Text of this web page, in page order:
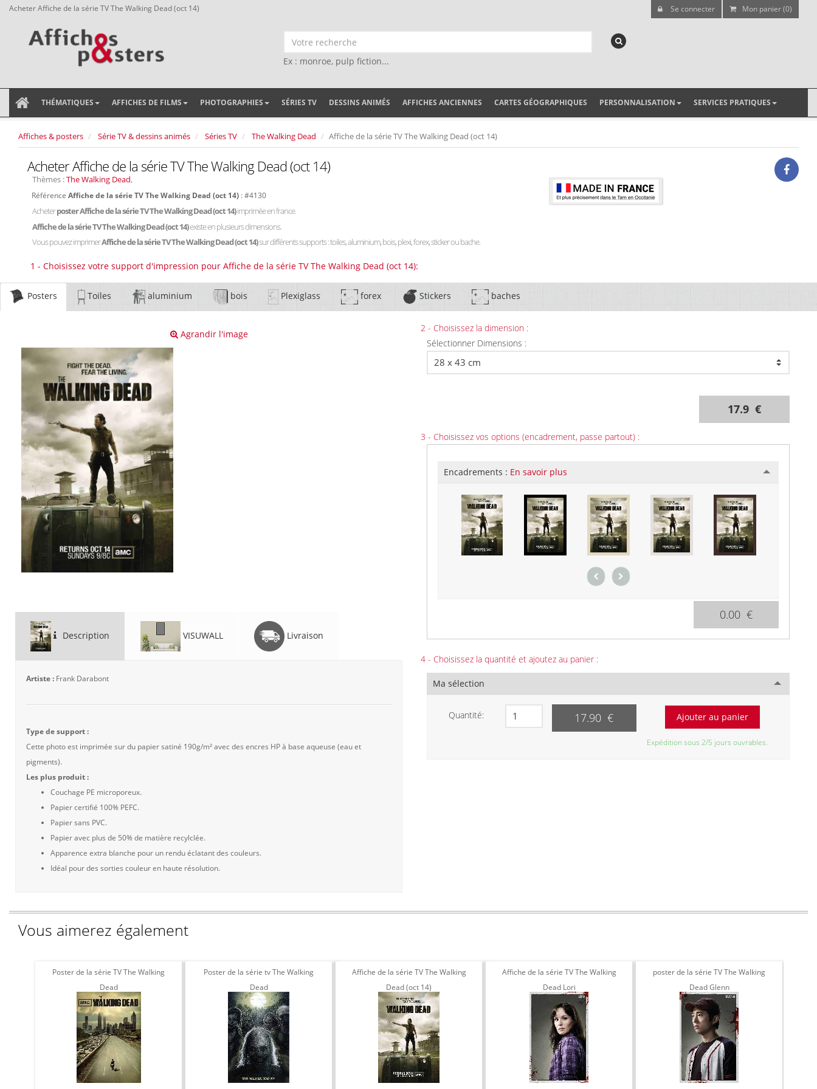
Acheter Affiche de la série TV The Walking Dead (oct 14) Se connecter Mon panier (0)
Ex : monroe, pulp fiction...
THÉMATIQUES AFFICHES DE FILMS PHOTOGRAPHIES SÉRIES TV DESSINS ANIMÉS AFFICHES ANCIENNES CARTES GÉOGRAPHIQUES PERSONNALISATION SERVICES PRATIQUES
Affiches & posters Série TV & dessins animés Séries TV The Walking Dead Affiche de la série TV The Walking Dead (oct 14)
Acheter Affiche de la série TV The Walking Dead (oct 14)
Thèmes :The Walking Dead,
Référence Affiche de la série TV The Walking Dead (oct 14) : #4130
Acheterposter Affiche de la série TV The Walking Dead (oct 14)imprimée en france.
Affiche de la série TV The Walking Dead (oct 14)existe en plusieurs dimensions.
Vous pouvez imprimerAffiche de la série TV The Walking Dead (oct 14)sur différents supports : toiles, aluminium, bois, plexi, forex, sticker ou bache.
1 - Choisissez votre support d'impression pour Affiche de la série TV The Walking Dead (oct 14):
Posters Toiles aluminium bois Plexiglass forex Stickers baches
Agrandir l'image
Description VISUWALL Livraison
Artiste : Frank Darabont
Type de support :
Cette photo est imprimée sur du papier satiné 190g/m² avec des encres HP à base aqueuse (eau et
pigments).
Les plus produit :
Couchage PE microporeux.
Papier certifié 100% PEFC.
Papier sans PVC.
Papier avec plus de 50% de matière recylclée.
Apparence extra blanche pour un rendu éclatant des couleurs.
Idéal pour des sorties couleur en haute résolution.
2 - Choisissez la dimension :
Sélectionner Dimensions :
17.9 €
3 - Choisissez vos options (encadrement, passe partout) :
Encadrements : En savoir plus
0.00 €
4 - Choisissez la quantité et ajoutez au panier :
Ma sélection
Quantité: 17.90 €
Expédition sous 2/5 jours ouvrables.
Vous aimerez également
Poster de la série TV The Walking
Dead
Poster de la série tv The Walking
Dead
Affiche de la série TV The Walking
Dead (oct 14)
Affiche de la série TV The Walking
Dead Lori
poster de la série TV The Walking
Dead Glenn